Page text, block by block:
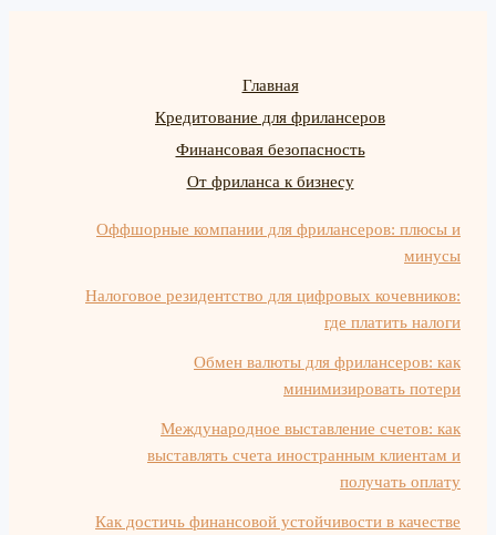
Главная
Кредитование для фрилансеров
Финансовая безопасность
От фриланса к бизнесу
Оффшорные компании для фрилансеров: плюсы и
минусы
Налоговое резидентство для цифровых кочевников:
где платить налоги
Обмен валюты для фрилансеров: как
минимизировать потери
Международное выставление счетов: как
выставлять счета иностранным клиентам и
получать оплату
Как достичь финансовой устойчивости в качестве